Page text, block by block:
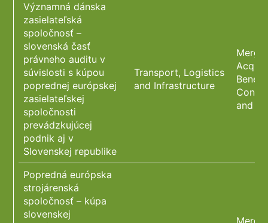
Významná dánska
zasielateľská
spoločnosť –
slovenská časť
právneho auditu v
súvislosti s kúpou
poprednej európskej
zasielateľskej
spoločnosti
prevádzkujúcej
podnik aj v
Slovenskej republike
Transport, Logistics
and Infrastructure
and
Popredná európska
strojárenská
spoločnosť – kúpa
slovenskej